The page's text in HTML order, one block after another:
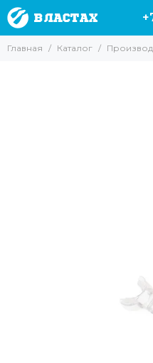
Производители
Главная Каталог